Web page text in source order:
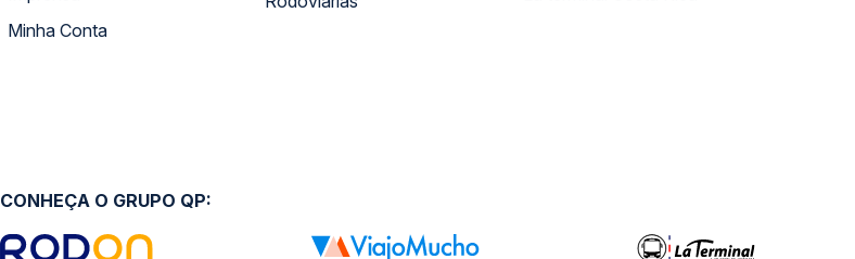
Minha Conta
CONHEÇA O GRUPO QP: